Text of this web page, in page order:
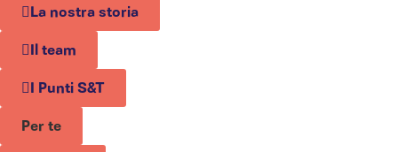
La nostra storia
Il team
I Punti S&T
Per te